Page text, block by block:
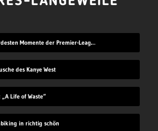
Die absurdesten Momente der Premier-League-Saison 22/23
des Kanye West
Life of Waste“
in richtig schön